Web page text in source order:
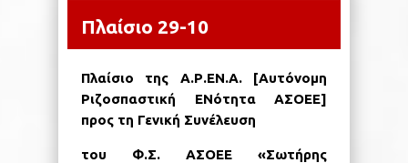
Πλαίσιο 29-10
Πλαίσιο της Α.Ρ.ΕΝ.Α. [Αυτόνομη
Ριζοσπαστική ΕΝότητα ΑΣΟΕΕ]
προς τη Γενική Συνέλευση
του Φ.Σ. ΑΣΟΕΕ «Σωτήρης